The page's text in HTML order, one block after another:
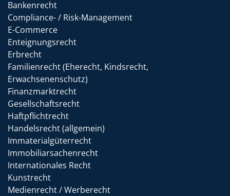
Bankenrecht
Compliance- / Risk-Management
E-Commerce
Enteignungsrecht
Erbrecht
Familienrecht (Eherecht, Kindsrecht,
Erwachsenenschutz)
Finanzmarktrecht
Gesellschaftsrecht
Haftpflichtrecht
Handelsrecht (allgemein)
Immaterialgüterrecht
Immobiliarsachenrecht
Internationales Recht
Kunstrecht
Medienrecht / Werberecht